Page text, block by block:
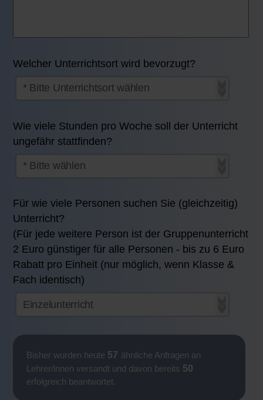
Welcher Unterrichtsort wird bevorzugt?
Wie viele Stunden pro Woche soll der Unterricht
ungefähr stattfinden?
Für wie viele Personen suchen Sie (gleichzeitig)
Unterricht?
(Für jede weitere Person ist der Gruppenunterricht
2 Euro günstiger für alle Personen - bis zu 6 Euro
Rabatt pro Einheit (nur möglich, wenn Klasse &
Fach identisch)
Bisher wurden heute 57 ähnliche Anfragen an
Lehrer/innen versandt und davon bereits 50
erfolgreich beantwortet.